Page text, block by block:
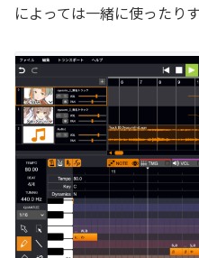
によっては一緒に使ったり